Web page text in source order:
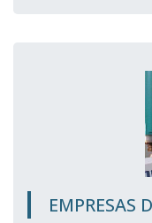
EMPRESAS